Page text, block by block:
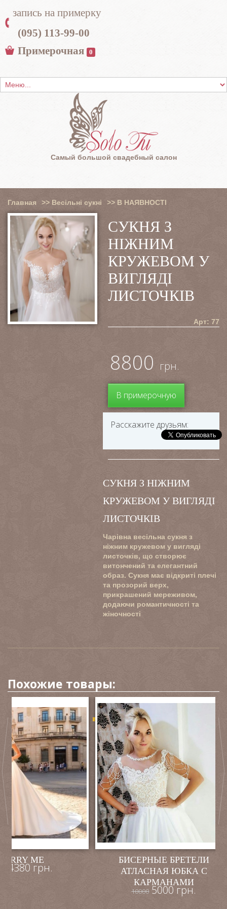
запись на примерку
(095) 113-99-00
Примерочная
0
Самый большой свадебный салон
Главная >> Весільні сукні >> В НАЯВНОСТІ
СУКНЯ З
НІЖНИМ
КРУЖЕВОМ У
ВИГЛЯДІ
ЛИСТОЧКІВ
Арт: 77
8800 грн.
В примерочную
Расскажите друзьям:
СУКНЯ З НІЖНИМ
КРУЖЕВОМ У ВИГЛЯДІ
ЛИСТОЧКІВ
Чарівна весільна сукня з
ніжним кружевом у вигляді
листочків, що створює
витончений та елегантний
образ. Сукня має відкриті плечі
та прозорий верх,
прикрашений мереживом,
додаючи романтичності та
жіночності
Похожие товары:
ME
4380 грн.
-50%
БИСЕРНЫЕ БРЕТЕЛИ
АТЛАСНАЯ ЮБКА С
КАРМАНАМИ
100005000 грн.